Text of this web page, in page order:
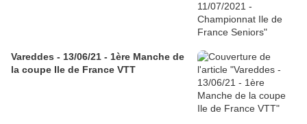
Vareddes - 13/06/21 - 1ère Manche de
la coupe Ile de France VTT